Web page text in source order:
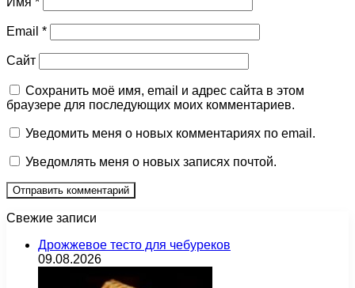
Email *
Сайт
Сохранить моё имя, email и адрес сайта в этом
браузере для последующих моих комментариев.
Уведомить меня о новых комментариях по email.
Уведомлять меня о новых записях почтой.
Свежие записи
Дрожжевое тесто для чебуреков
09.08.2026